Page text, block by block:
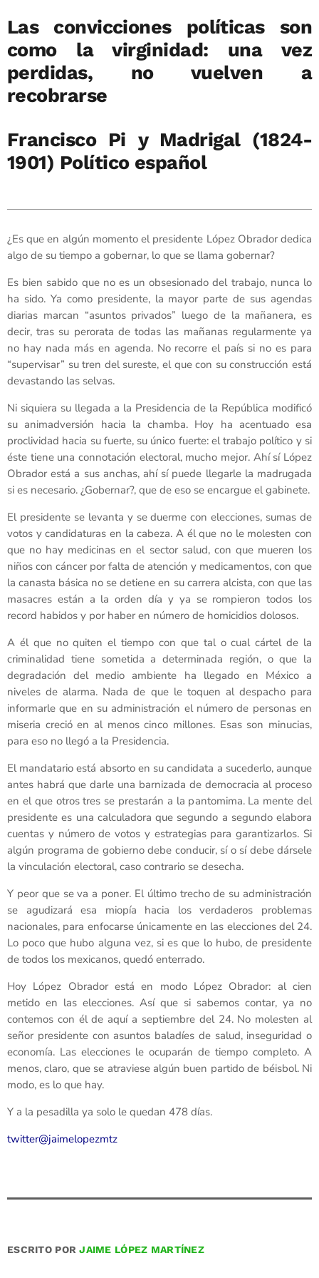
Las convicciones políticas son
como la virginidad: una vez
perdidas, no vuelven a
recobrarse
Francisco Pi y Madrigal (1824-
1901) Político español
¿Es que en algún momento el presidente López Obrador dedica
algo de su tiempo a gobernar, lo que se llama gobernar?
Es bien sabido que no es un obsesionado del trabajo, nunca lo
ha sido. Ya como presidente, la mayor parte de sus agendas
diarias marcan “asuntos privados” luego de la mañanera, es
decir, tras su perorata de todas las mañanas regularmente ya
no hay nada más en agenda. No recorre el país si no es para
“supervisar” su tren del sureste, el que con su construcción está
devastando las selvas.
Ni siquiera su llegada a la Presidencia de la República modificó
su animadversión hacia la chamba. Hoy ha acentuado esa
proclividad hacia su fuerte, su único fuerte: el trabajo político y si
éste tiene una connotación electoral, mucho mejor. Ahí sí López
Obrador está a sus anchas, ahí sí puede llegarle la madrugada
si es necesario. ¿Gobernar?, que de eso se encargue el gabinete.
El presidente se levanta y se duerme con elecciones, sumas de
votos y candidaturas en la cabeza. A él que no le molesten con
que no hay medicinas en el sector salud, con que mueren los
niños con cáncer por falta de atención y medicamentos, con que
la canasta básica no se detiene en su carrera alcista, con que las
masacres están a la orden día y ya se rompieron todos los
record habidos y por haber en número de homicidios dolosos.
A él que no quiten el tiempo con que tal o cual cártel de la
criminalidad tiene sometida a determinada región, o que la
degradación del medio ambiente ha llegado en México a
niveles de alarma. Nada de que le toquen al despacho para
informarle que en su administración el número de personas en
miseria creció en al menos cinco millones. Esas son minucias,
para eso no llegó a la Presidencia.
El mandatario está absorto en su candidata a sucederlo, aunque
antes habrá que darle una barnizada de democracia al proceso
en el que otros tres se prestarán a la pantomima. La mente del
presidente es una calculadora que segundo a segundo elabora
cuentas y número de votos y estrategias para garantizarlos. Si
algún programa de gobierno debe conducir, sí o sí debe dársele
la vinculación electoral, caso contrario se desecha.
Y peor que se va a poner. El último trecho de su administración
se agudizará esa miopía hacia los verdaderos problemas
nacionales, para enfocarse únicamente en las elecciones del 24.
Lo poco que hubo alguna vez, si es que lo hubo, de presidente
de todos los mexicanos, quedó enterrado.
Hoy López Obrador está en modo López Obrador: al cien
metido en las elecciones. Así que si sabemos contar, ya no
contemos con él de aquí a septiembre del 24. No molesten al
señor presidente con asuntos baladíes de salud, inseguridad o
economía. Las elecciones le ocuparán de tiempo completo. A
menos, claro, que se atraviese algún buen partido de béisbol. Ni
modo, es lo que hay.
Y a la pesadilla ya solo le quedan 478 días.
twitter@jaimelopezmtz
ESCRITO PORJAIME LÓPEZ MARTÍNEZ